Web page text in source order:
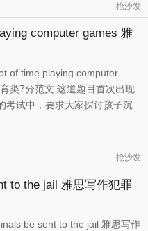
进度。 雅思写作大作文题目
teaching ...
抢沙发
computer games 雅
of time playing computer
类7分范文 这道题目首次出现
考试中，要求大家探讨孩子沉
具。但另一方面，我们也要看
肥胖等健康问 ...
抢沙发
to the jail 雅思写作犯罪
be sent to the jail 雅思写作